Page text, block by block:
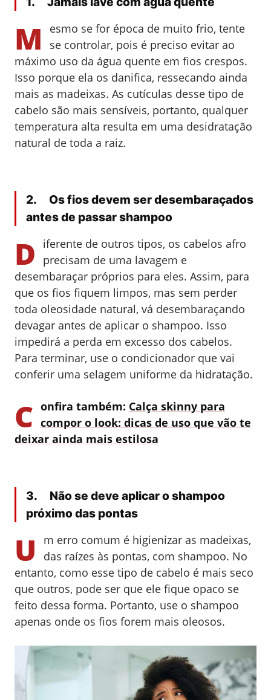
M
esmo se for época de muito frio, tente
se controlar, pois é preciso evitar ao
máximo uso da água quente em fios crespos.
Isso porque ela os danifica, ressecando ainda
mais as madeixas. As cutículas desse tipo de
cabelo são mais sensíveis, portanto, qualquer
temperatura alta resulta em uma desidratação
natural de toda a raiz.
2. Os fios devem ser desembaraçados
antes de passar shampoo
D
iferente de outros tipos, os cabelos afro
precisam de uma lavagem e
desembaraçar próprios para eles. Assim, para
que os fios fiquem limpos, mas sem perder
toda oleosidade natural, vá desembaraçando
devagar antes de aplicar o shampoo. Isso
impedirá a perda em excesso dos cabelos.
Para terminar, use o condicionador que vai
conferir uma selagem uniforme da hidratação.
C onfira também: Calça skinny para
compor o look: dicas de uso que vão te
deixar ainda mais estilosa
3. Não se deve aplicar o shampoo
próximo das pontas
U
m erro comum é higienizar as madeixas,
das raízes às pontas, com shampoo. No
entanto, como esse tipo de cabelo é mais seco
que outros, pode ser que ele fique opaco se
feito dessa forma. Portanto, use o shampoo
apenas onde os fios forem mais oleosos.